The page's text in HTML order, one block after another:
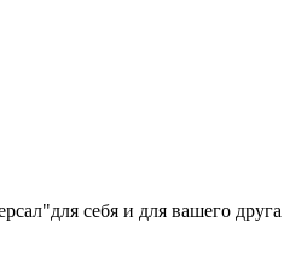
себя и для вашего